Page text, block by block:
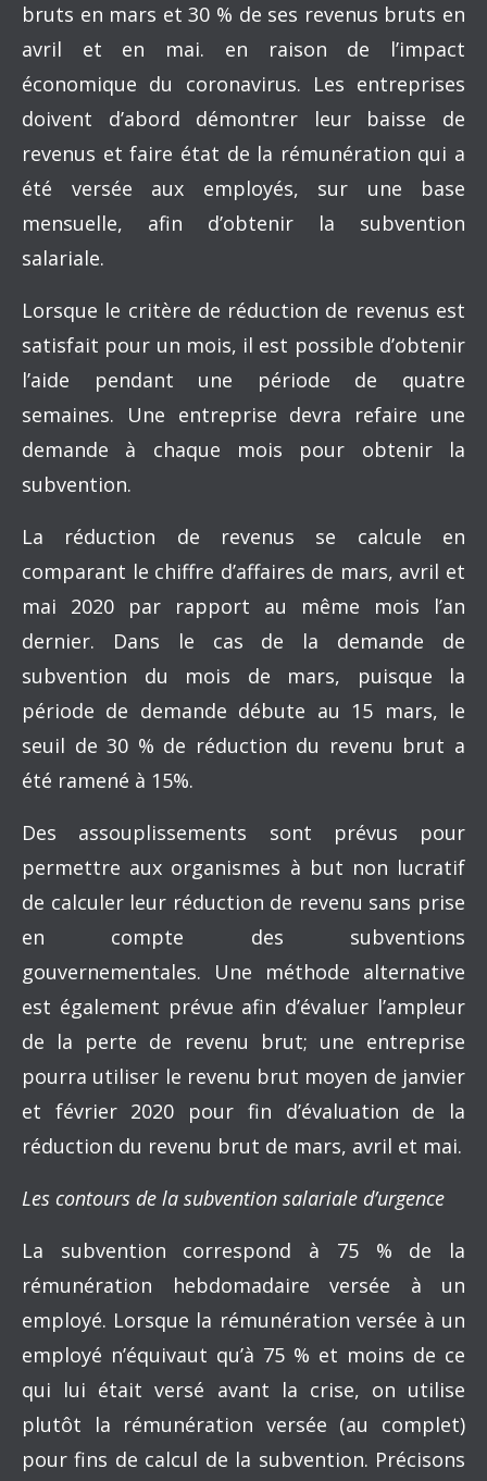
bruts en mars et 30 % de ses revenus bruts en
avril et en mai. en raison de l’impact
économique du coronavirus. Les entreprises
doivent d’abord démontrer leur baisse de
revenus et faire état de la rémunération qui a
été versée aux employés, sur une base
mensuelle, afin d’obtenir la subvention
salariale.
Lorsque le critère de réduction de revenus est
satisfait pour un mois, il est possible d’obtenir
l’aide pendant une période de quatre
semaines. Une entreprise devra refaire une
demande à chaque mois pour obtenir la
subvention.
La réduction de revenus se calcule en
comparant le chiffre d’affaires de mars, avril et
mai 2020 par rapport au même mois l’an
dernier. Dans le cas de la demande de
subvention du mois de mars, puisque la
période de demande débute au 15 mars, le
seuil de 30 % de réduction du revenu brut a
été ramené à 15%.
Des assouplissements sont prévus pour
permettre aux organismes à but non lucratif
de calculer leur réduction de revenu sans prise
en compte des subventions
gouvernementales. Une méthode alternative
est également prévue afin d’évaluer l’ampleur
de la perte de revenu brut; une entreprise
pourra utiliser le revenu brut moyen de janvier
et février 2020 pour fin d’évaluation de la
réduction du revenu brut de mars, avril et mai.
Les contours de la subvention salariale d’urgence
La subvention correspond à 75 % de la
rémunération hebdomadaire versée à un
employé. Lorsque la rémunération versée à un
employé n’équivaut qu’à 75 % et moins de ce
qui lui était versé avant la crise, on utilise
plutôt la rémunération versée (au complet)
pour fins de calcul de la subvention. Précisons